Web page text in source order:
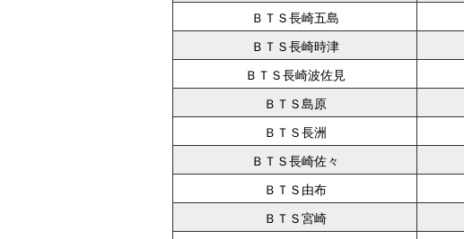
ＢＴＳ長崎五島
ＢＴＳ長崎時津
ＢＴＳ長崎波佐見
ＢＴＳ島原
ＢＴＳ長洲
ＢＴＳ長崎佐々
ＢＴＳ由布
ＢＴＳ宮崎